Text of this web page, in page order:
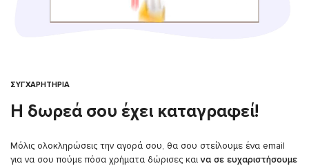
ΣΥΓΧΑΡΗΤΗΡΙΑ
Η δωρεά σου έχει καταγραφεί!
Μόλις ολοκληρώσεις την αγορά σου, θα σου στείλουμε ένα email
για να σου πούμε πόσα χρήματα δώρισες καινα σε ευχαριστήσουμε